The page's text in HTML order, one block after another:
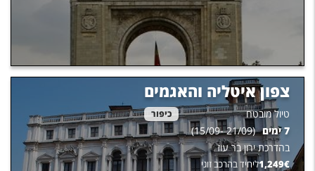
צפון איטליה והאגמים
טיול מובטח כיפור
7ימים (
21/09
-
15/09
)
בהדרכת ירון בר עוז
1,249€ ליחיד בהרכב זוגי